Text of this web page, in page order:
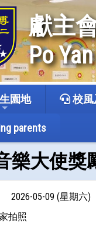
獻主
Po
園地 校風
parents
樂大使
2026-05-09 (星期六)
拍照